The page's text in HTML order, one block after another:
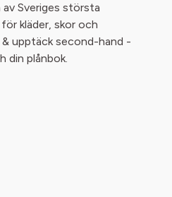
av Sveriges största
kläder, skor och
upptäck second-hand -
din plånbok.